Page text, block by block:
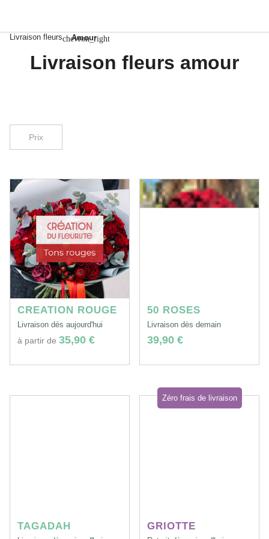
Livraison fleurschevron_rightAmour
Livraison fleurs amour
Prix
CREATION ROUGE
Livraison dès aujourd'hui
à partir de 35,90 €
50 ROSES
Livraison dès demain
39,90 €
TAGADAH
Zéro frais de livraison
GRIOTTE